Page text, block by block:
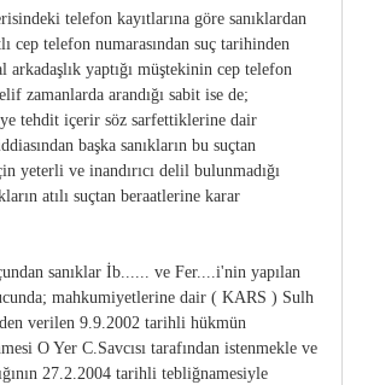
telefon kayıtlarına göre sanıklardan
cep telefon numarasından suç tarihinden
arkadaşlık yaptığı müştekinin cep telefon
zamanlarda arandığı sabit ise de;
tehdit içerir söz sarfettiklerine dair
başka sanıkların bu suçtan
yeterli ve inandırıcı delil bulunmadığı
atılı suçtan beraatlerine karar
sanıklar İb...... ve Fer....i'nin yapılan
mahkumiyetlerine dair ( KARS ) Sulh
verilen 9.9.2002 tarihli hükmün
O Yer C.Savcısı tarafından istenmekle ve
27.2.2004 tarihli tebliğnamesiyle